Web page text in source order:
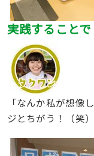
実践すること
「なんか私が想像
ジとちがう！（笑）